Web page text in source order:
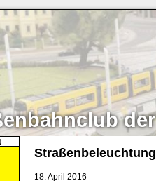
der
Straßenbeleuchtung
18. April 2016